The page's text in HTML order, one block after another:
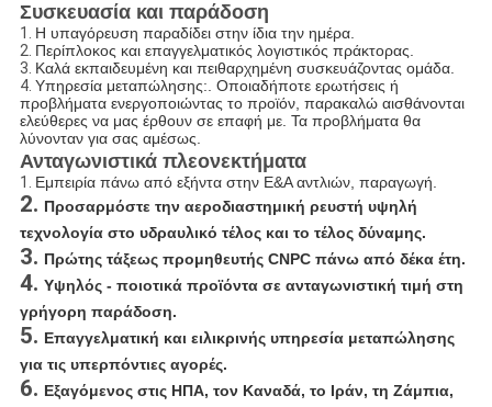
Συσκευασία και παράδοση
1. Η υπαγόρευση παραδίδει στην ίδια την ημέρα.
2. Περίπλοκος και επαγγελματικός λογιστικός πράκτορας.
3. Καλά εκπαιδευμένη και πειθαρχημένη συσκευάζοντας ομάδα.
4. Υπηρεσία μεταπώλησης:. Οποιαδήποτε ερωτήσεις ή
προβλήματα ενεργοποιώντας το προϊόν, παρακαλώ αισθάνονται
ελεύθερες να μας έρθουν σε επαφή με. Τα προβλήματα θα
λύνονταν για σας αμέσως.
Ανταγωνιστικά πλεονεκτήματα
1. Εμπειρία πάνω από εξήντα στην Ε&Α αντλιών, παραγωγή.
2. Προσαρμόστε την αεροδιαστημική ρευστή υψηλή
τεχνολογία στο υδραυλικό τέλος και το τέλος δύναμης.
3. Πρώτης τάξεως προμηθευτής CNPC πάνω από δέκα έτη.
4. Υψηλός - ποιοτικά προϊόντα σε ανταγωνιστική τιμή στη
γρήγορη παράδοση.
5. Επαγγελματική και ειλικρινής υπηρεσία μεταπώλησης
για τις υπερπόντιες αγορές.
6. Εξαγόμενος στις ΗΠΑ, τον Καναδά, το Ιράν, τη Ζάμπια,